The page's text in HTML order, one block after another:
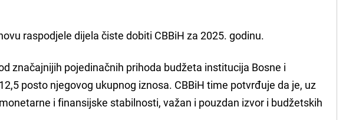
raspodjele dijela čiste dobiti CBBiH za 2025. godinu.
značajnijih pojedinačnih prihoda budžeta institucija Bosne i
posto njegovog ukupnog iznosa. CBBiH time potvrđuje da je, uz
i finansijske stabilnosti, važan i pouzdan izvor i budžetskih